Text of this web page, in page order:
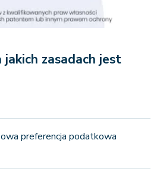
zasadach jest
preferencja podatkowa